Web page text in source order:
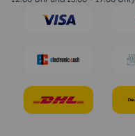
Konfirmation Glückwünsche